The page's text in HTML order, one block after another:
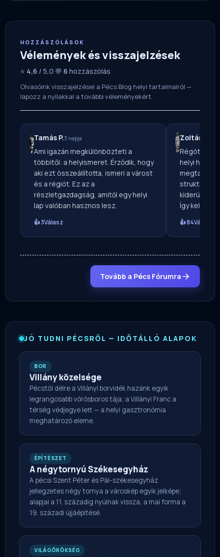
HOZZÁSZÓLÁSOK
Vélemények és visszajelzések
⭐ 4,6 / 5,0·💬 6 hozzászólás
Olvasóink visszajelzései a Pécs Blog helyi tartalmairól —
lapozz a nyilakkal a további véleményekért.
Tamás P.3 napja
Ami igazán megkülönbözteti a
többitől: a helyismeret. Érződik, hogy
aki ezt összeállította, ismeri a várost
és a régiót. Ez az a
részletgazdagság, amitől egy helyi
lap valóban hasznos lesz.
👍 3Válasz
Zoltán P.
Régóta
helyi
kiderül,
Így kellene
👍 84Válasz
Tovább a Pécs Fórumra
JÓ TUDNI PÉCSRŐL — IDŐTÁLLÓ ALAPOK
BOR
Villány közelsége
Pécstől délre a Villányi borvidék hazánk egyik
legrangosabb vörösboros tája; a Villányi Franc a
térség védjegye lett — a helyi gasztronómia
meghatározó eleme.
ÉPÍTÉSZET
A négytornyú Székesegyház
A pécsi Szent Péter és Pál-székesegyház
jellegzetes négy tornya a városkép egyik jelképe;
alapjai a 11. századig nyúlnak vissza, a mai forma a
19. századi újjáépítésé.
VILÁGÖRÖKSÉG